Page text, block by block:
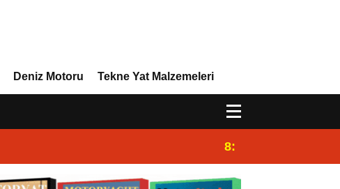
Deniz Motoru Tekne Yat Malzemeleri
8:29